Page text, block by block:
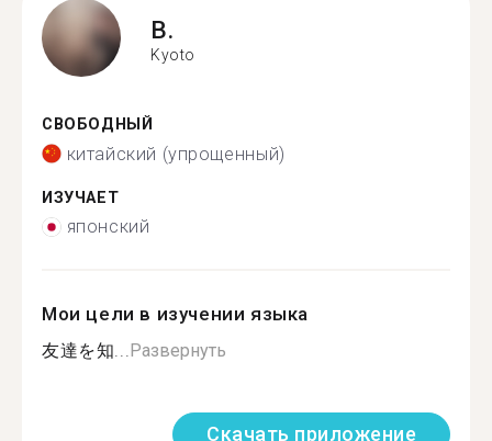
B.
Kyoto
СВОБОДНЫЙ
китайский (упрощенный)
ИЗУЧАЕТ
японский
Мои цели в изучении языка
友達を知...Развернуть
Скачать приложение